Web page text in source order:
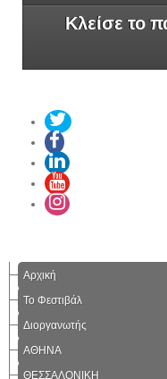
Κλείσε το
Αρχική
Το Φεστιβάλ
Διοργανωτής
ΑΘΗΝΑ
ΘΕΣΣΑΛΟΝΙΚΗ